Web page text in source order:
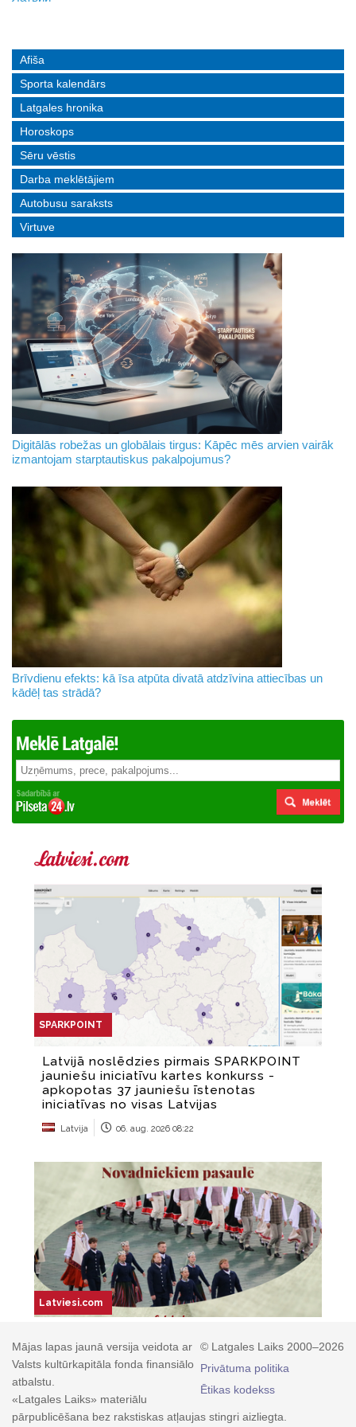
Afiša
Sporta kalendārs
Latgales hronika
Horoskops
Sēru vēstis
Darba meklētājiem
Autobusu saraksts
Virtuve
Digitālās robežas un globālais tirgus: Kāpēc mēs arvien vairāk
izmantojam starptautiskus pakalpojumus?
Brīvdienu efekts: kā īsa atpūta divatā atdzīvina attiecības un
kādēļ tas strādā?
© Latgales Laiks 2000–2026
Privātuma politika
Ētikas kodekss
Mājas lapas jaunā versija veidota ar
Valsts kultūrkapitāla fonda finansiālo
atbalstu.
«Latgales Laiks» materiālu
pārpublicēšana bez rakstiskas atļaujas stingri aizliegta.